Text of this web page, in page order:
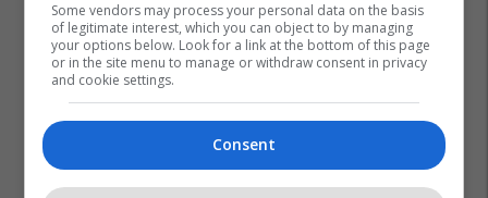
Some vendors may process your personal data on the basis
of legitimate interest, which you can object to by managing
your options below. Look for a link at the bottom of this page
or in the site menu to manage or withdraw consent in privacy
and cookie settings.
Consent